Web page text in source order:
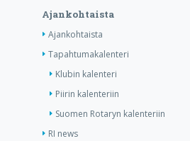
Ajankohtaista
Ajankohtaista
Tapahtumakalenteri
Klubin kalenteri
Piirin kalenteriin
Suomen Rotaryn kalenteriin
RI news